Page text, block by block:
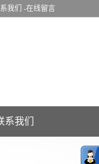
我们 -在线留言
系我们